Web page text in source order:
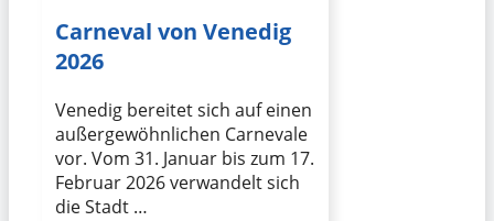
Carneval von Venedig
2026
Venedig bereitet sich auf einen
außergewöhnlichen Carnevale
vor. Vom 31. Januar bis zum 17.
Februar 2026 verwandelt sich
die Stadt …